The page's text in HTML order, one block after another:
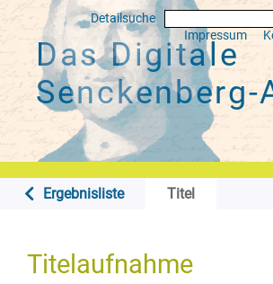
Detailsuche
Impressum
Das Digitale
Senckenberg-
Ergebnisliste Titel
Titelaufnahme